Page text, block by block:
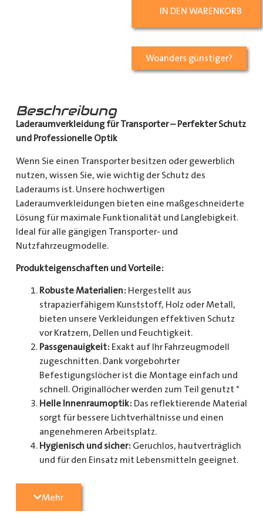
IN DEN WARENKORB
Woanders günstiger?
Beschreibung
Laderaumverkleidung für Transporter – Perfekter Schutz
und Professionelle Optik
Wenn Sie einen Transporter besitzen oder gewerblich
nutzen, wissen Sie, wie wichtig der Schutz des
Laderaums ist. Unsere hochwertigen
Laderaumverkleidungen bieten eine maßgeschneiderte
Lösung für maximale Funktionalität und Langlebigkeit.
Ideal für alle gängigen Transporter- und
Nutzfahrzeugmodelle.
Produkteigenschaften und Vorteile:
Robuste Materialien: Hergestellt aus
strapazierfähigem Kunststoff, Holz oder Metall,
bieten unsere Verkleidungen effektiven Schutz
vor Kratzern, Dellen und Feuchtigkeit.
Passgenauigkeit: Exakt auf Ihr Fahrzeugmodell
zugeschnitten. Dank vorgebohrter
Befestigungslöcher ist die Montage einfach und
schnell. Originallöcher werden zum Teil genutzt *
Helle Innenraumoptik: Das reflektierende Material
sorgt für bessere Lichtverhältnisse und einen
angenehmeren Arbeitsplatz.
Hygienisch und sicher: Geruchlos, hautverträglich
und für den Einsatz mit Lebensmitteln geeignet.
Radkastenschutz, großflächigen Seitenteilen und
mehr.
Mehr